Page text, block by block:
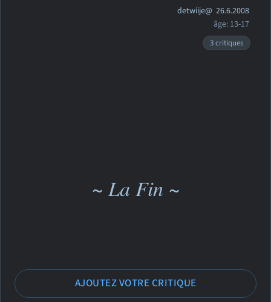
detwiije@ 26.6.2008
âge: 13-17
3 critiques
~ La Fin ~
AJOUTEZ VOTRE CRITIQUE